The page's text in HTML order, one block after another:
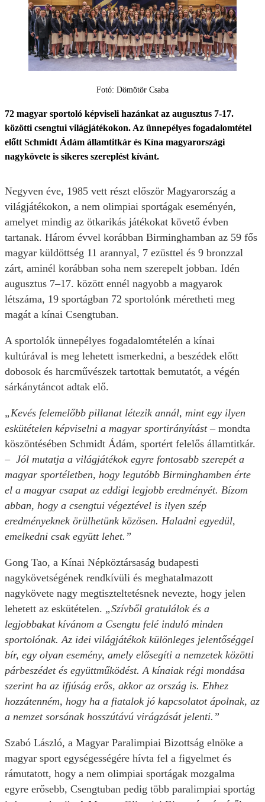
Fotó: Dömötör Csaba
72 magyar sportoló képviseli hazánkat az augusztus 7-17.
közötti csengtui világjátékokon. Az ünnepélyes fogadalomtétel
előtt Schmidt Ádám államtitkár és Kína magyarországi
nagykövete is sikeres szereplést kívánt.
Negyven éve, 1985 vett részt először Magyarország a
világjátékokon, a nem olimpiai sportágak eseményén,
amelyet mindig az ötkarikás játékokat követő évben
tartanak. Három évvel korábban Birminghamban az 59 fős
magyar küldöttség 11 arannyal, 7 ezüsttel és 9 bronzzal
zárt, aminél korábban soha nem szerepelt jobban. Idén
augusztus 7–17. között ennél nagyobb a magyarok
létszáma, 19 sportágban 72 sportolónk méretheti meg
magát a kínai Csengtuban.
A sportolók ünnepélyes fogadalomtételén a kínai
kultúrával is meg lehetett ismerkedni, a beszédek előtt
dobosok és harcművészek tartottak bemutatót, a végén
sárkánytáncot adtak elő.
„Kevés felemelőbb pillanat létezik annál, mint egy ilyen
eskütételen képviselni a magyar sportirányítást– mondta
köszöntésében Schmidt Ádám, sportért felelős államtitkár.
– Jól mutatja a világjátékok egyre fontosabb szerepét a
magyar sportéletben, hogy legutóbb Birminghamben érte
el a magyar csapat az eddigi legjobb eredményét. Bízom
abban, hogy a csengtui végeztével is ilyen szép
eredményeknek örülhetünk közösen. Haladni egyedül,
emelkedni csak együtt lehet.”
Gong Tao, a Kínai Népköztársaság budapesti
nagykövetségének rendkívüli és meghatalmazott
nagykövete nagy megtiszteltetésnek nevezte, hogy jelen
lehetett az eskütételen. „Szívből gratulálok és a
legjobbakat kívánom a Csengtu felé induló minden
sportolónak. Az idei világjátékok különleges jelentőséggel
bír, egy olyan esemény, amely elősegíti a nemzetek közötti
párbeszédet és együttműködést. A kínaiak régi mondása
szerint ha az ifjúság erős, akkor az ország is. Ehhez
hozzátenném, hogy ha a fiatalok jó kapcsolatot ápolnak, az
a nemzet sorsának hosszútávú virágzását jelenti.”
Szabó László, a Magyar Paralimpiai Bizottság elnöke a
magyar sport egységességére hívta fel a figyelmet és
rámutatott, hogy a nem olimpiai sportágak mozgalma
egyre erősebb, Csengtuban pedig több paralimpiai sportág